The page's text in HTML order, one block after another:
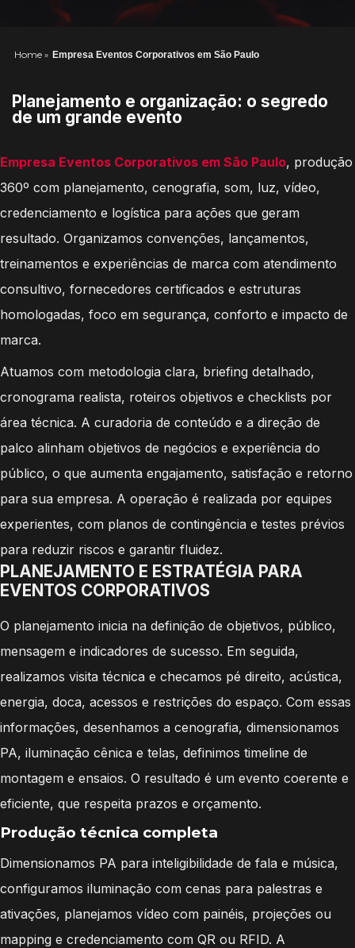
Home » Empresa Eventos Corporativos em São Paulo
Planejamento e organização: o segredo
de um grande evento
Empresa Eventos Corporativos em São Paulo, produção
360º com planejamento, cenografia, som, luz, vídeo,
credenciamento e logística para ações que geram
resultado. Organizamos convenções, lançamentos,
treinamentos e experiências de marca com atendimento
consultivo, fornecedores certificados e estruturas
homologadas, foco em segurança, conforto e impacto de
marca.
Atuamos com metodologia clara, briefing detalhado,
cronograma realista, roteiros objetivos e checklists por
área técnica. A curadoria de conteúdo e a direção de
palco alinham objetivos de negócios e experiência do
público, o que aumenta engajamento, satisfação e retorno
para sua empresa. A operação é realizada por equipes
experientes, com planos de contingência e testes prévios
para reduzir riscos e garantir fluidez.
PLANEJAMENTO E ESTRATÉGIA PARA
EVENTOS CORPORATIVOS
O planejamento inicia na definição de objetivos, público,
mensagem e indicadores de sucesso. Em seguida,
realizamos visita técnica e checamos pé direito, acústica,
energia, doca, acessos e restrições do espaço. Com essas
informações, desenhamos a cenografia, dimensionamos
PA, iluminação cênica e telas, definimos timeline de
montagem e ensaios. O resultado é um evento coerente e
eficiente, que respeita prazos e orçamento.
Produção técnica completa
Dimensionamos PA para inteligibilidade de fala e música,
configuramos iluminação com cenas para palestras e
ativações, planejamos vídeo com painéis, projeções ou
mapping e credenciamento com QR ou RFID. A